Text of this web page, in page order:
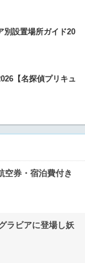
別設置場所ガイド20
【名探偵プリキュ
空券・宿泊費付き
ラビアに登場し妖